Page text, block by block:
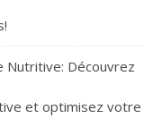
Nutritive: Découvrez
et optimisez votre